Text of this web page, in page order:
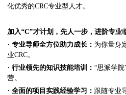
化优秀的CRC专业型人才。
加入“C”才计划，先人一步，进阶专业
· 专业导师全方位助力成长： 为你量身
业CRC。
· 行业领先的知识技能培训： “思派学院
营。
· 全面的项目实践经验学习： 跟随专业